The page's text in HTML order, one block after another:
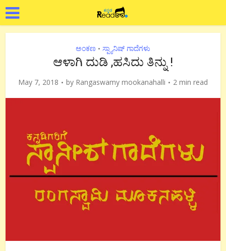
ಅಂಕಣ • ಸ್ಪ್ಯಾನಿಷ್ ಗಾದೆಗಳು
ಆಳಾಗಿ ದುಡಿ ,ಹಸಿದು ತಿನ್ನು !
May 7, 2018 by Rangaswamy mookanahalli 2 min read